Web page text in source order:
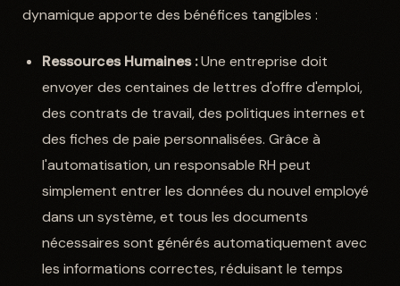
dynamique apporte des bénéfices tangibles :
Ressources Humaines :Une entreprise doit
envoyer des centaines de lettres d'offre d'emploi,
des contrats de travail, des politiques internes et
des fiches de paie personnalisées. Grâce à
l'automatisation, un responsable RH peut
simplement entrer les données du nouvel employé
dans un système, et tous les documents
nécessaires sont générés automatiquement avec
les informations correctes, réduisant le temps